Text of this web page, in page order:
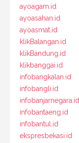
ayoagam.id
ayoasahan.id
ayoasmat.id
klikBalangan.id
klikBandung.id
klikbanggai.id
infobangkalan.id
infobangli.id
infobanjarnegara.id
infobantaeng.id
infobantul.id
ekspresbekasi.id